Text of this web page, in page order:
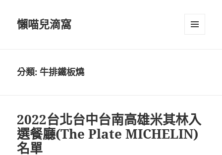
懶喵兒滴窩
分類: 牛排鐵板燒
2022台北台中台南高雄米其林入
選餐廳(The Plate MICHELIN)
名單